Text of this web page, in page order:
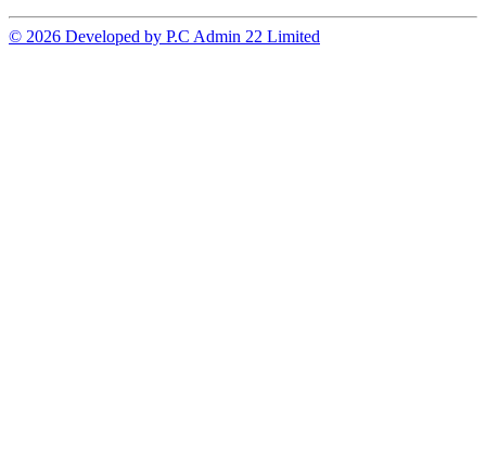
© 2026 Developed by P.C Admin 22 Limited